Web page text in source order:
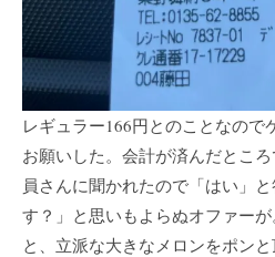
レギュラー166円とのことなので
お願いした。会計が済んだとこ
員さんに聞かれたので「はい」
す？」と思いもよらぬオファー
と、立派な大きなメロンをポン